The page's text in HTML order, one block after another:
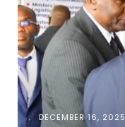
DECEMBER 16, 2025